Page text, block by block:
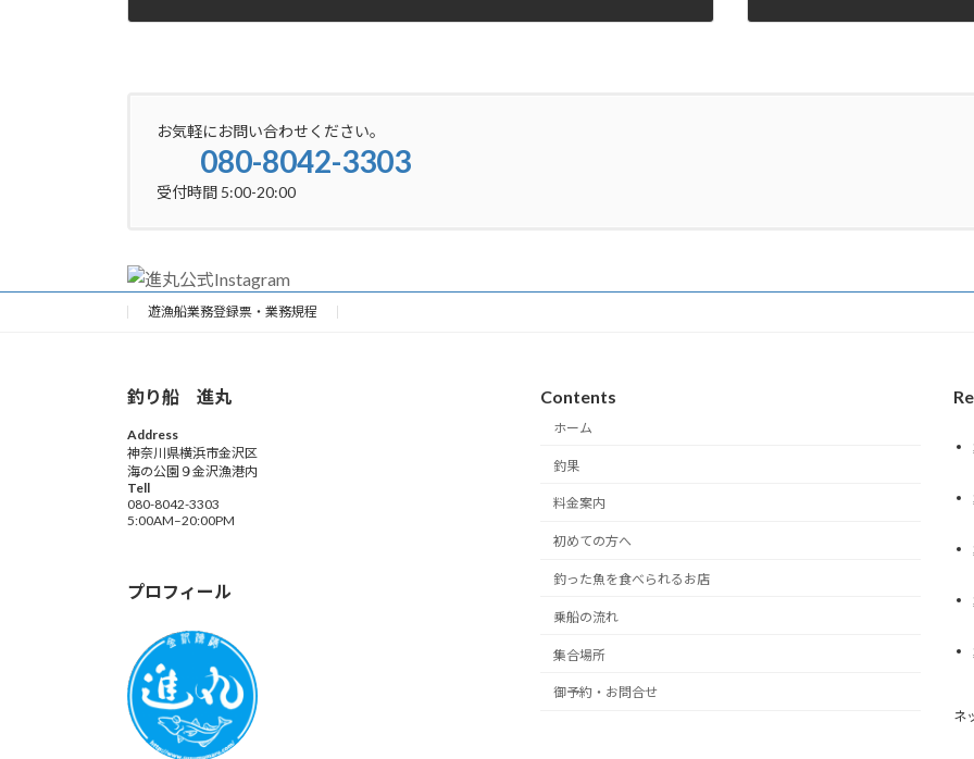
お気軽にお問い合わせください。
080-8042-3303
受付時間 5:00-20:00
遊漁船業務登録票・業務規程
釣り船 進丸
Address
神奈川県横浜市金沢区
海の公園９金沢漁港内
Tell
080-8042-3303
5:00AM–20:00PM
プロフィール
Contents
ホーム
釣果
料金案内
初めての方へ
釣った魚を食べられるお店
乗船の流れ
集合場所
御予約・お問合せ
ネ